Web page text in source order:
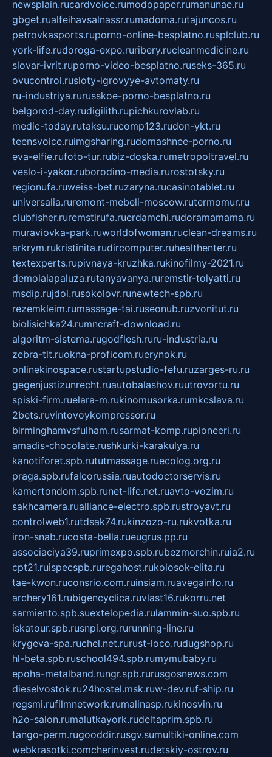
newsplain.rucardvoice.rumodopaper.rumanunae.ru
gbget.rualfeihavsalnassr.rumadoma.rutajuncos.ru
petrovkasports.ruporno-online-besplatno.rusplclub.ru
york-life.rudoroga-expo.ruribery.rucleanmedicine.ru
slovar-ivrit.ruporno-video-besplatno.ruseks-365.ru
ovucontrol.rusloty-igrovyye-avtomaty.ru
ru-industriya.rurusskoe-porno-besplatno.ru
belgorod-day.rudigilith.rupichkurovlab.ru
medic-today.rutaksu.rucomp123.rudon-ykt.ru
teensvoice.ruimgsharing.rudomashnee-porno.ru
eva-elfie.rufoto-tur.rubiz-doska.rumetropoltravel.ru
veslo-i-yakor.ruborodino-media.rurostotsky.ru
regionufa.ruweiss-bet.ruzaryna.rucasinotablet.ru
universalia.ruremont-mebeli-moscow.rutermomur.ru
clubfisher.ruremstirufa.ruerdamchi.rudoramamama.ru
muraviovka-park.ruworldofwoman.ruclean-dreams.ru
arkrym.rukristinita.rudircomputer.ruhealthenter.ru
textexperts.rupivnaya-kruzhka.rukinofilmy-2021.ru
demolalapaluza.rutanyavanya.ruremstir-tolyatti.ru
msdip.rujdol.rusokolovr.runewtech-spb.ru
rezemkleim.rumassage-tai.ruseonub.ruzvonitut.ru
biolisichka24.rumncraft-download.ru
algoritm-sistema.rugodflesh.ruru-industria.ru
zebra-tlt.ruokna-proficom.ruerynok.ru
onlinekinospace.rustartupstudio-fefu.ruzarges-ru.ru
gegenjustizunrecht.ruautobalashov.ruutrovortu.ru
spiski-firm.ruelara-m.rukinomusorka.rumkcslava.ru
2bets.ruvintovoykompressor.ru
birminghamvsfulham.rusarmat-komp.rupioneeri.ru
amadis-chocolate.rushkurki-karakulya.ru
kanotiforet.spb.rututmassage.ruecolog.org.ru
praga.spb.rufalcorussia.ruautodoctorservis.ru
kamertondom.spb.runet-life.net.ruavto-vozim.ru
sakhcamera.rualliance-electro.spb.rustroyavt.ru
controlweb1.rutdsak74.rukinzozo-ru.rukvotka.ru
iron-snab.rucosta-bella.rueugrus.pp.ru
associaciya39.ruprimexpo.spb.rubezmorchin.ruia2.ru
cpt21.ruispecspb.ruregahost.rukolosok-elita.ru
tae-kwon.ruconsrio.com.ruinsiam.ruavegainfo.ru
archery161.rubigencyclica.ruvlast16.rukorru.net
sarmiento.spb.suextelopedia.rulammin-suo.spb.ru
iskatour.spb.rusnpi.org.rurunning-line.ru
krygeva-spa.ruchel.net.rurust-loco.rudugshop.ru
hl-beta.spb.ruschool494.spb.rumymubaby.ru
epoha-metalband.rungr.spb.rurusgosnews.com
dieselvostok.ru24hostel.msk.ruw-dev.ruf-ship.ru
regsmi.rufilmnetwork.rumalinasp.rukinosvin.ru
h2o-salon.rumalutkayork.rudeltaprim.spb.ru
tango-perm.rugooddir.rusgv.sumultiki-online.com
webkrasotki.comcherinvest.rudetskiy-ostrov.ru